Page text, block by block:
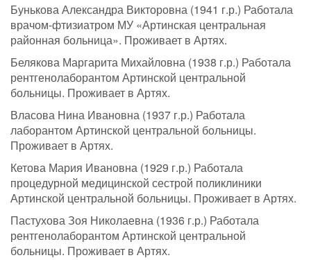
Бунькова Александра Викторовна (1941 г.р.) Работала
врачом-фтизиатром МУ «Артинская центральная
районная больница». Проживает в Артях.
Белякова Маргарита Михайловна (1938 г.р.) Работала
рентгенолаборантом Артинской центральной
больницы. Проживает в Артях.
Власова Нина Ивановна (1937 г.р.) Работала
лаборантом Артинской центральной больницы.
Проживает в Артях.
Кетова Мария Ивановна (1929 г.р.) Работала
процедурной медицинской сестрой поликлиники
Артинской центральной больницы. Проживает в Артях.
Пастухова Зоя Николаевна (1936 г.р.) Работала
рентгенолаборантом Артинской центральной
больницы. Проживает в Артях.